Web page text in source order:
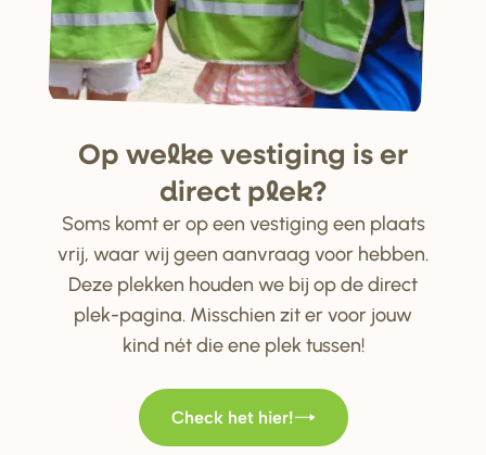
Op welke vestiging is er
direct plek?
Soms komt er op een vestiging een plaats
vrij, waar wij geen aanvraag voor hebben.
Deze plekken houden we bij op de direct
plek-pagina. Misschien zit er voor jouw
kind nét die ene plek tussen!
Check het hier!